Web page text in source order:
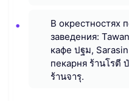
В окрестностях
заведения:
кафе ปฐม,
пекарня ร้านโรตี
ร้านจารุ.